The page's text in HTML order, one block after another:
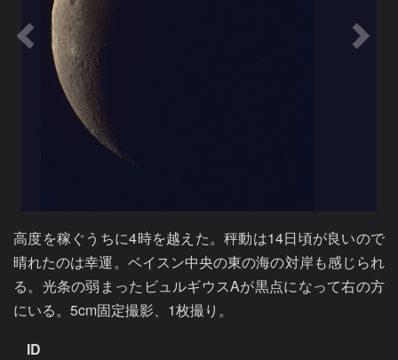
高度を稼ぐうちに4時を越えた。秤動は14日頃が良いので
晴れたのは幸運。ベイスン中央の東の海の対岸も感じられ
る。光条の弱まったビュルギウスAが黒点になって右の方
にいる。5cm固定撮影、1枚撮り。
ID